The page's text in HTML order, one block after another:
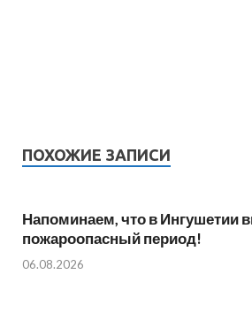
ПОХОЖИЕ ЗАПИСИ
Напоминаем, что в Ингушетии
пожароопасный период!⁣⁣⠀
06.08.2026